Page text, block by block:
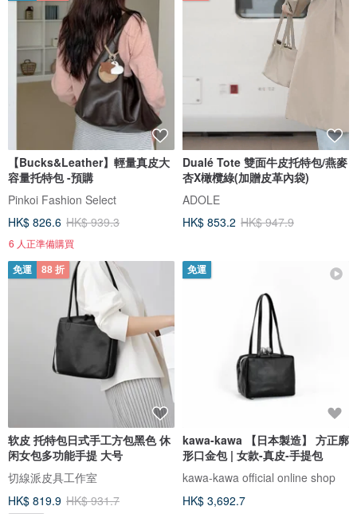
【Bucks&Leather】輕量真皮大
容量托特包 -預購
Pinkoi Fashion Select
HK$ 826.6 HK$ 939.3
6 人正準備購買
Dualé Tote 雙面牛皮托特包/燕麥
杏X橄欖綠(加贈皮革內袋)
ADOLE
HK$ 853.2 HK$ 947.9
免運 88 折
软皮 托特包日式手工方包黑色 休
闲女包多功能手提 大号
切線派皮具工作室
HK$ 819.9 HK$ 931.7
免運
kawa-kawa 【日本製造】 方正廓
形口金包 | 女款-真皮-手提包
kawa-kawa official online shop
HK$ 3,692.7